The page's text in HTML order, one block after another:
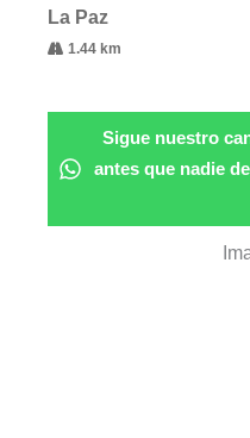
La Paz
1.44 km
Sigue nuestro
antes que nadie